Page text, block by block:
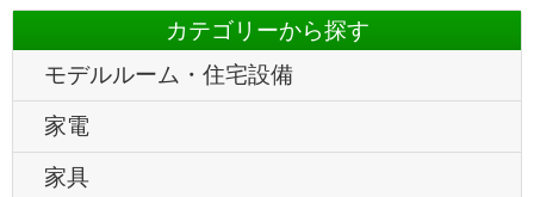
カテゴリーから探す
モデルルーム・住宅設備
家電
家具